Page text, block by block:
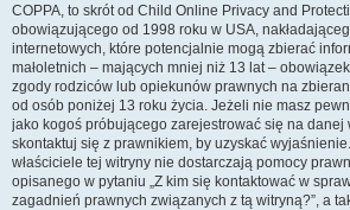
COPPA, to skrót od Child Online Privacy and
obowiązującego od 1998 roku w USA,
internetowych, które potencjalnie mogą zbierać
małoletnich – mających mniej niż 13 lat –
zgody rodziców lub opiekunów prawnych na
od osób poniżej 13 roku życia. Jeżeli nie masz
jako kogoś próbującego zarejestrować się na danej
skontaktuj się z prawnikiem, by uzyskać
właściciele tej witryny nie dostarczają pomocy
opisanego w pytaniu „Z kim się kontaktować w
zagadnień prawnych związanych z tą witryną?”, a